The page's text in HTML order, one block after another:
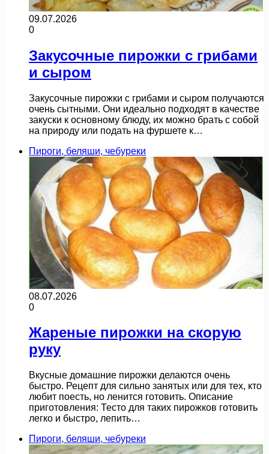
09.07.2026
0
Закусочные пирожки с грибами
и сыром
Закусочные пирожки с грибами и сыром получаются
очень сытными. Они идеально подходят в качестве
закуски к основному блюду, их можно брать с собой
на природу или подать на фуршете к…
Пироги, беляши, чебуреки
08.07.2026
0
Жареные пирожки на скорую
руку
Вкусные домашние пирожки делаются очень
быстро. Рецепт для сильно занятых или для тех, кто
любит поесть, но ленится готовить. Описание
приготовления: Тесто для таких пирожков готовить
легко и быстро, лепить…
Пироги, беляши, чебуреки